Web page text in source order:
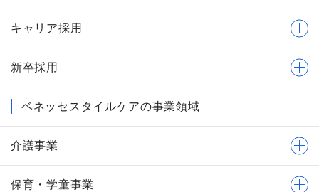
キャリア採用
新卒採用
ベネッセスタイルケアの事業領域
介護事業
保育・学童事業